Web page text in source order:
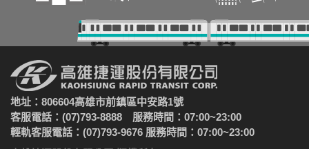
地址：806604高雄市前鎮區中安路1號
客服電話：(07)793-8888 服務時間：07:00~23:00
輕軌客服電話：(07)793-9676 服務時間：07:00~23:00